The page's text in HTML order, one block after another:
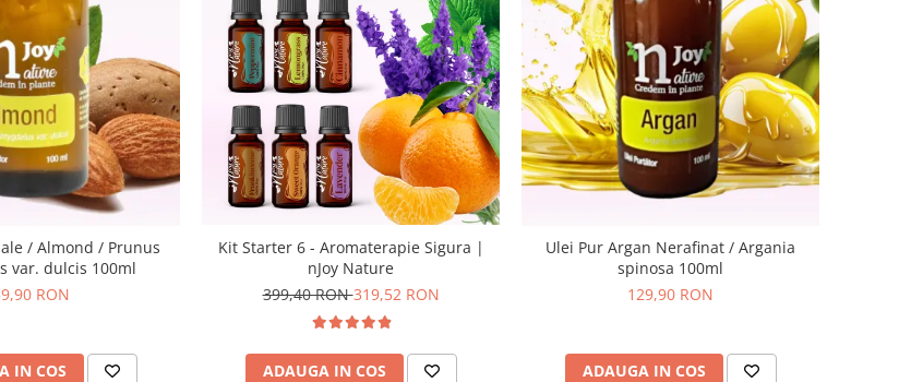
/ Almond / Prunus
var. dulcis 100ml
RON
IN COS
Kit Starter 6 - Aromaterapie Sigura |
nJoy Nature
399,40 RON319,52 RON
ADAUGA IN COS
Ulei Pur Argan Nerafinat / Argania
spinosa 100ml
129,90 RON
ADAUGA IN COS